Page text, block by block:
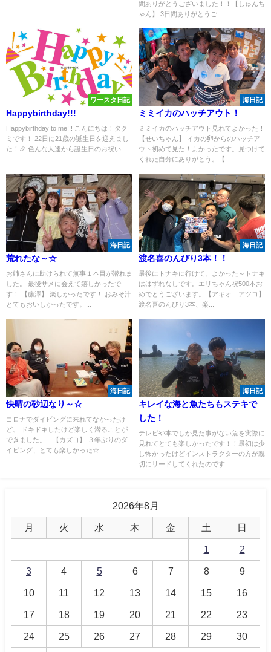
間ありがとうございました！！【しゅんち
ゃん】 3日間ありがとうご...
ワースタ日記
Happybirthday!!!
Happybirthday to me!!! こんにちは！タク
ミです！ 22日に21歳の誕生日を迎えまし
た！🎉 色んな人達から誕生日のお祝い...
海日記
ミミイカのハッチアウト！
ミミイカのハッチアウト見れてよかった！
【せいちゃん】 イカの卵からのハッチア
ウト初めて見た！よかったです。見つけて
くれた自分にありがとう。【...
海日記
荒れたな～☆
お姉さんに助けられて無事１本目が潜れま
した。 最後サメに会えて嬉しかったで
す！ 【藤澤】 楽しかったです！ おみそ汁
とてもおいしかったです。...
海日記
渡名喜のんびり3本！！
最後にトナキに行けて、よかった～トナキ
ははずれなしです。エリちゃん祝500本お
めでとうございます。【アキオ アツコ】
渡名喜のんびり3本、楽...
海日記
快晴の砂辺なり～☆
コロナでダイビングに来れてなかったけ
ど、 ドキドキしたけど楽しく潜ることが
できました。 【カズヨ】 ３年ぶりのダ
イビング、とても楽しかった☆...
海日記
キレイな海と魚たちもステキで
した！
テレビや本でしか見た事がない魚を実際に
見れてとても楽しかったです！！最初は少
し怖かったけどインストラクターの方が親
切にリードしてくれたのです...
2026年8月
月 火 水 木 金 土 日
1 2
3 4 5 6 7 8 9
10 11 12 13 14 15 16
17 18 19 20 21 22 23
24 25 26 27 28 29 30